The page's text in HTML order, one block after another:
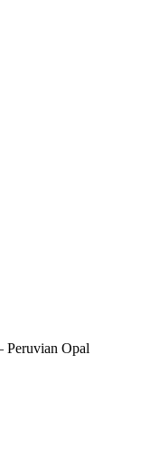
Peruvian Opal